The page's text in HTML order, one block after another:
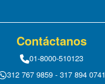
Contáctanos
01-8000-510123
312 767 9859 - 317 894 0741